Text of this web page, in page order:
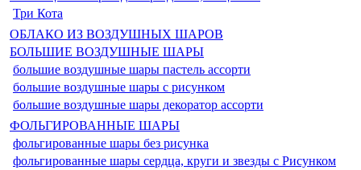
Три Кота
ОБЛАКО ИЗ ВОЗДУШНЫХ ШАРОВ
БОЛЬШИЕ ВОЗДУШНЫЕ ШАРЫ
большие воздушные шары пастель ассорти
большие воздушные шары с рисунком
большие воздушные шары декоратор ассорти
ФОЛЬГИРОВАННЫЕ ШАРЫ
фольгированные шары без рисунка
фольгированные шары сердца, круги и звезды с Рисунком